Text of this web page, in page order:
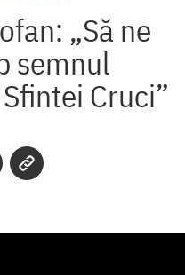
„Să ne
semnul
Cruci”